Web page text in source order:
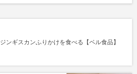
ジンギスカンふりかけを食べる【ベル食品】